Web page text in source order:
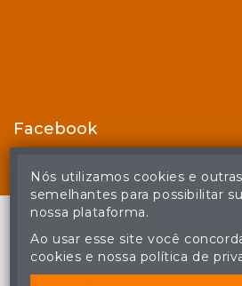
Facebook
© Casa de Leilões - Todos os
A cópia ou reprodução não
Nós utilizamos cookies e
semelhantes para possibilitar
nossa plataforma.
Ao usar esse site você
cookies e nossa política de